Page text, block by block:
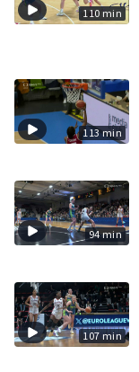
110 min
113 min
94 min
107 min